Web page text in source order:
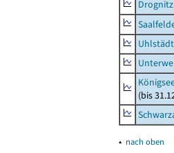
Drognitz
(bis
▴ nach oben